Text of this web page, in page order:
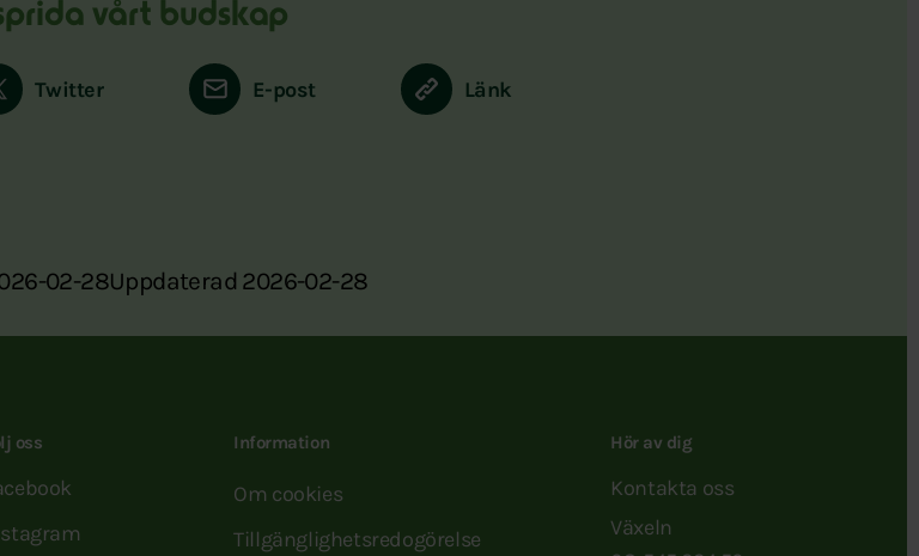
vårt budskap
Twitter E-post Länk
02-28Uppdaterad 2026-02-28
oss Information
Om cookies
Tillgänglighetsredogörelse
Hör av dig
Kontakta oss
Växeln